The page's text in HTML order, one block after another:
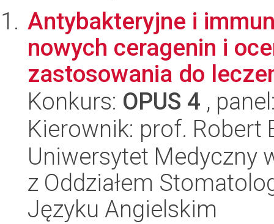
Antybakteryjne i
nowych ceragenin i
zastosowania do
Konkurs: OPUS 4 ,
Kierownik: prof. Robert
Uniwersytet Medyczny
z Oddziałem
Języku Angielskim